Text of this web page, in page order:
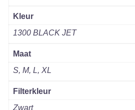
Kleur
1300 BLACK JET
Maat
S, M, L, XL
Filterkleur
Zwart